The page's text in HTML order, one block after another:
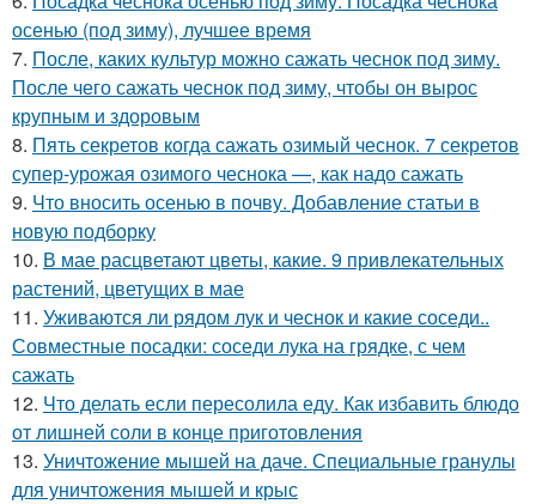
осенью (под зиму), лучшее время
7. После, каких культур можно сажать чеснок под зиму.
После чего сажать чеснок под зиму, чтобы он вырос
крупным и здоровым
8. Пять секретов когда сажать озимый чеснок. 7 секретов
супер-урожая озимого чеснока —, как надо сажать
9. Что вносить осенью в почву. Добавление статьи в
новую подборку
10. В мае расцветают цветы, какие. 9 привлекательных
растений, цветущих в мае
11. Уживаются ли рядом лук и чеснок и какие соседи..
Совместные посадки: соседи лука на грядке, с чем
сажать
12. Что делать если пересолила еду. Как избавить блюдо
от лишней соли в конце приготовления
13. Уничтожение мышей на даче. Специальные гранулы
для уничтожения мышей и крыс